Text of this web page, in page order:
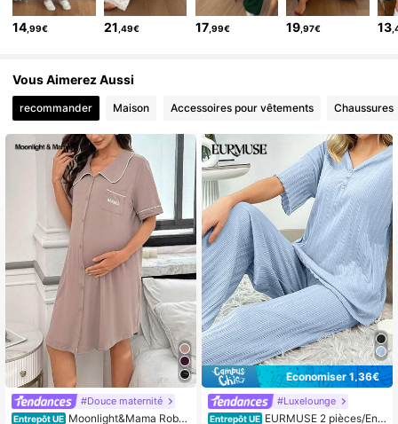
4,86 6.6M Suiveurs
4,86 6.6M Suiveurs
14 ,99€ 21 ,49€ 17,99€ 19 ,97€ 13
Vous Aimerez Aussi
recommander Maison Accessoires pour vêtements Chaussures
#Douce maternité
Entrepôt UE Moonlight&Mama Robe
Économiser 1,36€
#Luxelounge
Entrepôt UE EURMUSE 2 pièces/Ens